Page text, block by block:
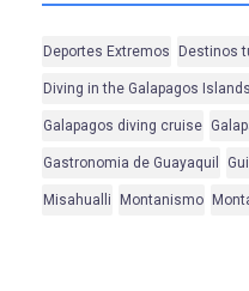
Deportes Extremos Destinos
Diving in the Galapagos Islands
Galapagos diving cruise
Gastronomia de Guayaquil
Misahualli Montanismo